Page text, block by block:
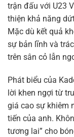
trận đấu với U23
thiện khả năng
Mặc dù kết quả
sự bản lĩnh và
trên sân cỏ lẫn
Phát biểu của
lời khen ngợi từ
giá cao sự khiêm
tiến của anh.
tương lai” cho